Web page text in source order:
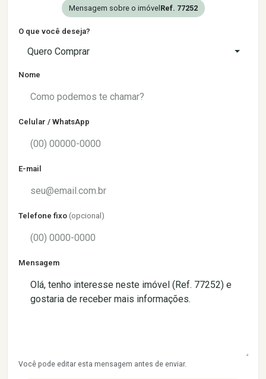
Mensagem sobre o imóvel Ref. 77252
O que você deseja?
Quero Comprar
Nome
Celular / WhatsApp
E-mail
Telefone fixo (opcional)
Mensagem
Você pode editar esta mensagem antes de enviar.